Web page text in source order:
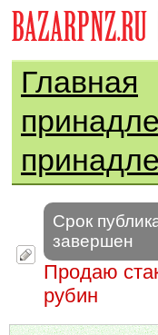
Главная
Срок
завершен
Продаю
рубин